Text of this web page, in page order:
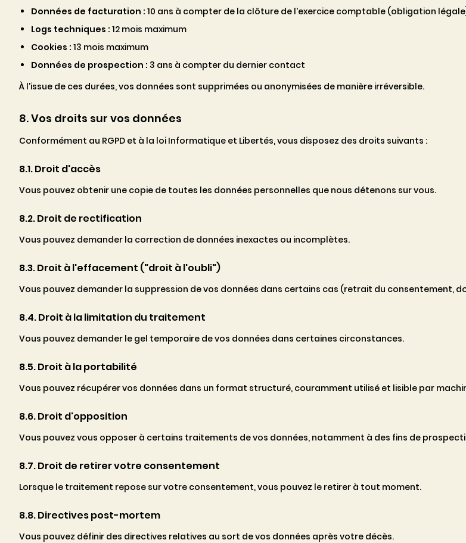
Données de facturation : 10 ans à compter de la clôture de l'exercice comptable (obligation
Logs techniques : 12 mois maximum
Cookies : 13 mois maximum
Données de prospection : 3 ans à compter du dernier contact
À l'issue de ces durées, vos données sont supprimées ou anonymisées de manière irréversible.
8. Vos droits sur vos données
Conformément au RGPD et à la loi Informatique et Libertés, vous disposez des droits suivants :
8.1. Droit d'accès
Vous pouvez obtenir une copie de toutes les données personnelles que nous détenons sur vous.
8.2. Droit de rectification
Vous pouvez demander la correction de données inexactes ou incomplètes.
8.3. Droit à l'effacement ("droit à l'oubli")
Vous pouvez demander la suppression de vos données dans certains cas (retrait du consentement,
8.4. Droit à la limitation du traitement
Vous pouvez demander le gel temporaire de vos données dans certaines circonstances.
8.5. Droit à la portabilité
Vous pouvez récupérer vos données dans un format structuré, couramment utilisé et lisible par
8.6. Droit d'opposition
Vous pouvez vous opposer à certains traitements de vos données, notamment à des fins de
8.7. Droit de retirer votre consentement
Lorsque le traitement repose sur votre consentement, vous pouvez le retirer à tout moment.
8.8. Directives post-mortem
Vous pouvez définir des directives relatives au sort de vos données après votre décès.